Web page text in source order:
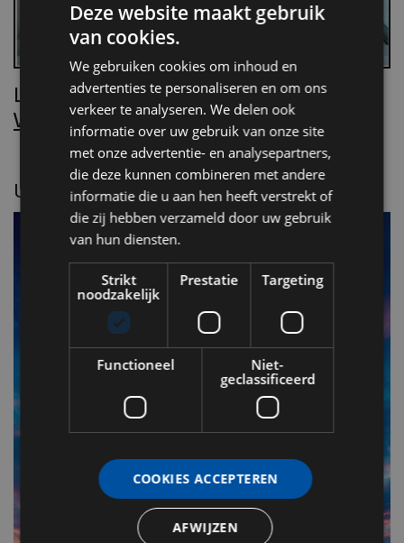
Lees Villa d’Arte!
Word nu abonnee.
UITGELICHT
Deze website maakt gebruik
van cookies.
We gebruiken cookies om inhoud en
advertenties te personaliseren en om ons
verkeer te analyseren. We delen ook
informatie over uw gebruik van onze site
met onze advertentie- en analysepartners,
die deze kunnen combineren met andere
informatie die u aan hen heeft verstrekt of
die zij hebben verzameld door uw gebruik
van hun diensten.
Strikt
noodzakelijk
Prestatie Targeting
Functioneel
Niet-
geclassificeerd
COOKIES ACCEPTEREN
AFWIJZEN